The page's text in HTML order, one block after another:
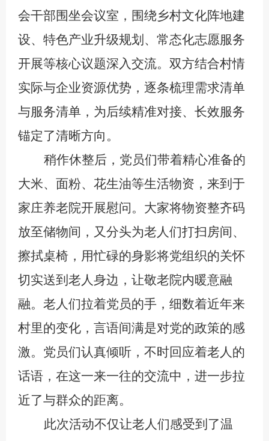
会干部围坐会议室，围绕乡村文化阵地建
设、特色产业升级规划、常态化志愿服务
开展等核心议题深入交流。双方结合村情
实际与企业资源优势，逐条梳理需求清单
与服务清单，为后续精准对接、长效服务
锚定了清晰方向。
稍作休整后，党员们带着精心准备的
大米、面粉、花生油等生活物资，来到于
家庄养老院开展慰问。大家将物资整齐码
放至储物间，又分头为老人们打扫房间、
擦拭桌椅，用忙碌的身影将党组织的关怀
切实送到老人身边，让敬老院内暖意融
融。 老人们拉着党员的手，细数着近年来
村里的变化，言语间满是对党的政策的感
激。党员们认真倾听，不时回应着老人的
话语，在这一来一往的交流中，进一步拉
近了与群众的距离。
此次活动不仅让老人们感受到了温